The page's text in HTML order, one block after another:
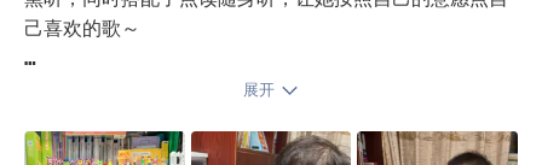
再后来他自己读
我们一人一书
他喜欢歪在我肩膀上肚子上看书
长大后要买一栋大房子
己喜欢的歌～
英文绘本后面入了brown bear、古力小超人、i am a
cream等～
展开